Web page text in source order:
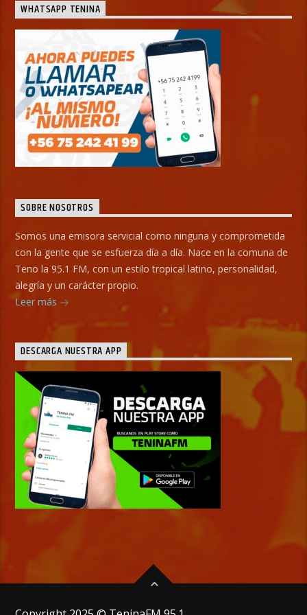
WHATSAPP TENINA
SOBRE NOSOTROS
Somos una emisora servicial como ninguna y comprometida
con la gente que se esfuerza día a día. Nace en la comuna de
Teno la 95.1 FM, con un estilo tropical latino, personalidad,
alegría y un carácter propio.
Leer más
DESCARGA NUESTRA APP